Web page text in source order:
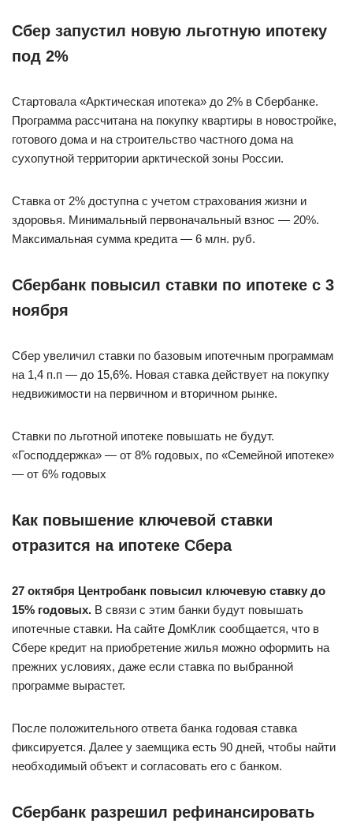
Сбер запустил новую льготную ипотеку
под 2%
Стартовала «Арктическая ипотека» до 2% в Сбербанке.
Программа рассчитана на покупку квартиры в новостройке,
готового дома и на строительство частного дома на
сухопутной территории арктической зоны России.
Ставка от 2% доступна с учетом страхования жизни и
здоровья. Минимальный первоначальный взнос — 20%.
Максимальная сумма кредита — 6 млн. руб.
Сбербанк повысил ставки по ипотеке с 3
ноября
Сбер увеличил ставки по базовым ипотечным программам
на 1,4 п.п — до 15,6%. Новая ставка действует на покупку
недвижимости на первичном и вторичном рынке.
Ставки по льготной ипотеке повышать не будут.
«Господдержка» — от 8% годовых, по «Семейной ипотеке»
— от 6% годовых
Как повышение ключевой ставки
отразится на ипотеке Сбера
27 октября Центробанк повысил ключевую ставку до
15% годовых. В связи с этим банки будут повышать
ипотечные ставки. На сайте ДомКлик сообщается, что в
Сбере кредит на приобретение жилья можно оформить на
прежних условиях, даже если ставка по выбранной
программе вырастет.
После положительного ответа банка годовая ставка
фиксируется. Далее у заемщика есть 90 дней, чтобы найти
необходимый объект и согласовать его с банком.
Сбербанк разрешил рефинансировать